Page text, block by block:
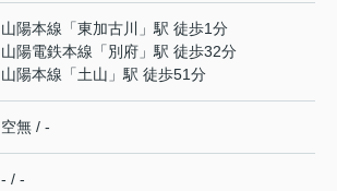
山陽本線 「東加古川
」駅 徒歩1分
山陽電鉄本線 「別府 」駅 徒歩32分
山陽本線 「土山 」駅 徒歩51分
空無 / -
- / -